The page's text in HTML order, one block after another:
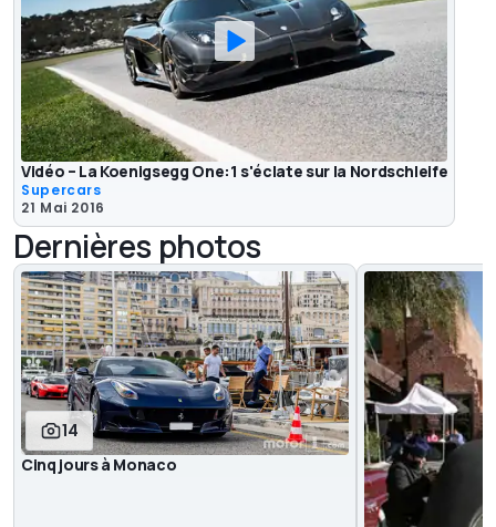
Vidéo – La Koenigsegg One:1 s'éclate sur la Nordschleife
Supercars
21 Mai 2016
Dernières photos
14
Cinq jours à Monaco